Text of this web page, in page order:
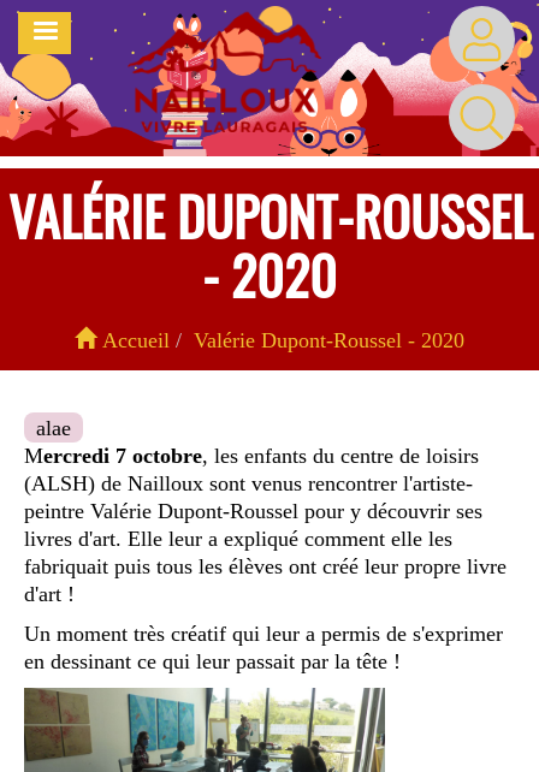
Aller
contenu
principal
MENU
VALÉRIE DUPONT-ROUSSEL
- 2020
Accueil Valérie Dupont-Roussel - 2020
alae
Mercredi 7 octobre, les enfants du centre de loisirs
(ALSH) de Nailloux sont venus rencontrer l'artiste-
peintre Valérie Dupont-Roussel pour y découvrir ses
livres d'art. Elle leur a expliqué comment elle les
fabriquait puis tous les élèves ont créé leur propre livre
d'art !
Un moment très créatif qui leur a permis de s'exprimer
en dessinant ce qui leur passait par la tête !